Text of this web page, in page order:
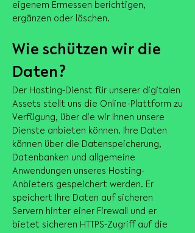
eigenem Ermessen berichtigen,
ergänzen oder löschen.
Wie schützen wir die
Daten?
Der Hosting-Dienst für unserer digitalen
Assets stellt uns die Online-Plattform zu
Verfügung, über die wir Ihnen unsere
Dienste anbieten können. Ihre Daten
können über die Datenspeicherung,
Datenbanken und allgemeine
Anwendungen unseres Hosting-
Anbieters gespeichert werden. Er
speichert Ihre Daten auf sicheren
Servern hinter einer Firewall und er
bietet sicheren HTTPS-Zugriff auf die